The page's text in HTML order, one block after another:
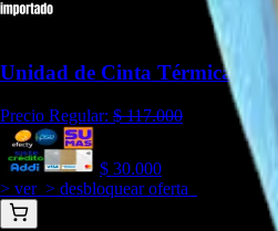
Unidad de Cinta Térmica
Precio Regular: $117.000
$ 30.000
> ver_ > desbloquear oferta_